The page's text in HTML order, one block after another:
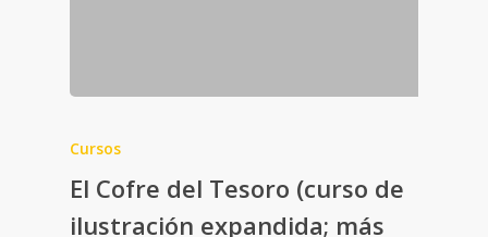
Cursos
El Cofre del Tesoro (curso de
ilustración expandida; más